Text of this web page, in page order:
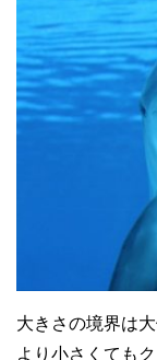
大きさの境界は
より小さくても